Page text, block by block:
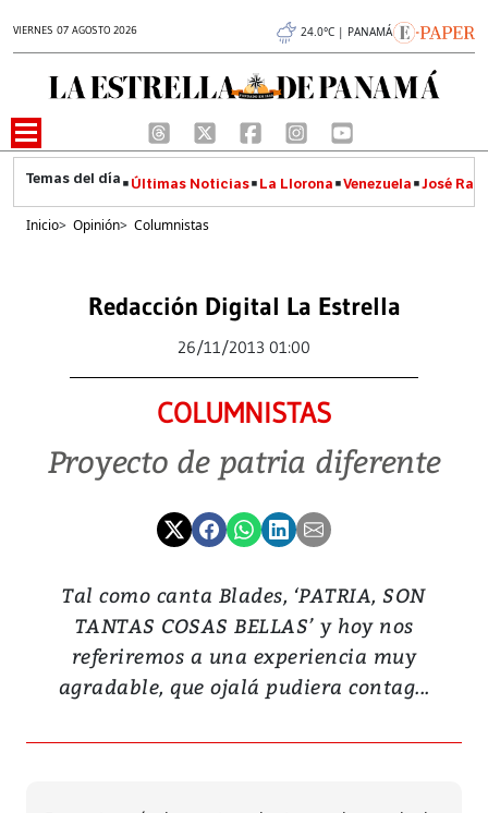
VIERNES 07 AGOSTO 2026 24.0°C | PANAMÁ
Últimas Noticias La Llorona Venezuela José
Inicio> Opinión> Columnistas
Redacción Digital La Estrella
26/11/2013 01:00
COLUMNISTAS
Proyecto de patria diferente
Tal como canta Blades, ‘PATRIA, SON
TANTAS COSAS BELLAS’ y hoy nos
referiremos a una experiencia muy
agradable, que ojalá pudiera contag...